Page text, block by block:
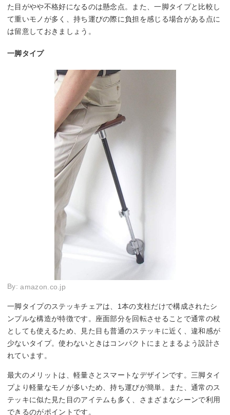
た目がやや不格好になるのは懸念点。また、一脚タイプと比較し
て重いモノが多く、持ち運びの際に負担を感じる場合がある点に
は留意しておきましょう。
一脚タイプ
By:amazon.co.jp
一脚タイプのステッキチェアは、1本の支柱だけで構成されたシ
ンプルな構造が特徴です。座面部分を回転させることで通常の杖
としても使えるため、見た目も普通のステッキに近く、違和感が
少ないタイプ。使わないときはコンパクトにまとまるよう設計さ
れています。
最大のメリットは、軽量さとスマートなデザインです。三脚タイ
プより軽量なモノが多いため、持ち運びが簡単。また、通常のス
テッキに似た見た目のアイテムも多く、さまざまなシーンで利用
できるのがポイントです。